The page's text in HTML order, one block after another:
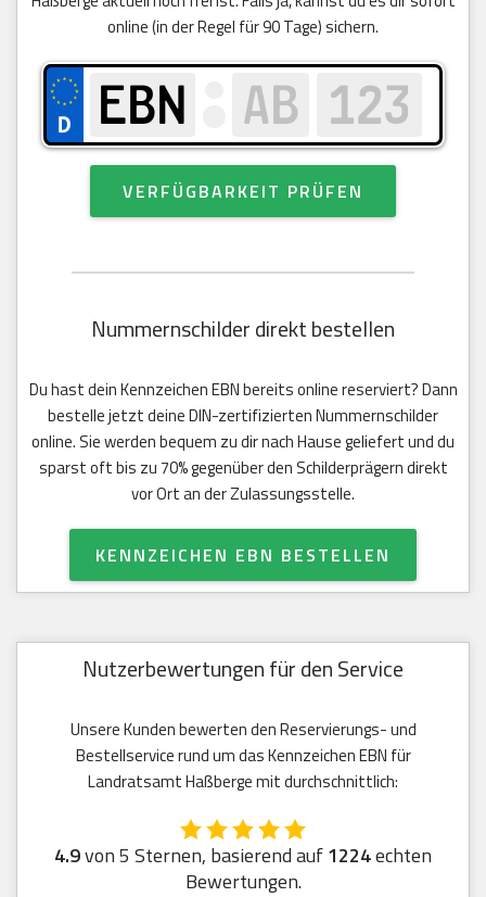
online (in der Regel für 90 Tage) sichern.
VERFÜGBARKEIT PRÜFEN
Nummernschilder direkt bestellen
Du hast dein Kennzeichen EBN bereits online reserviert? Dann
bestelle jetzt deine DIN-zertifizierten Nummernschilder
online. Sie werden bequem zu dir nach Hause geliefert und du
sparst oft bis zu 70% gegenüber den Schilderprägern direkt
vor Ort an der Zulassungsstelle.
KENNZEICHEN EBN BESTELLEN
Nutzerbewertungen für den Service
Unsere Kunden bewerten den Reservierungs- und
Bestellservice rund um das Kennzeichen EBN für
Landratsamt Haßberge mit durchschnittlich:
4.9von 5 Sternen, basierend auf1224echten
Bewertungen.